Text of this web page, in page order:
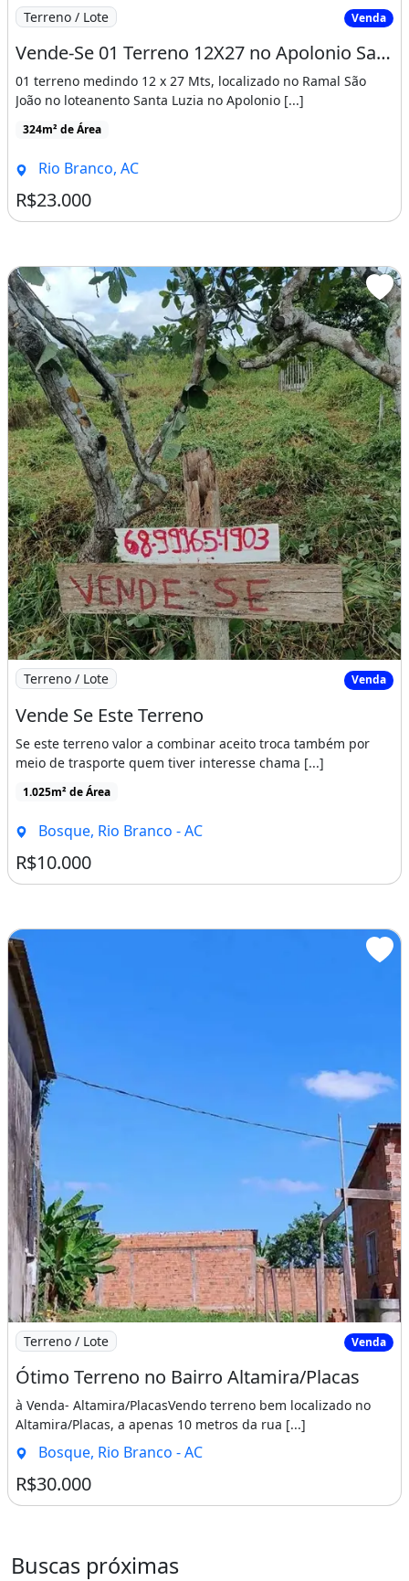
Imagem: Vende-Se 01 Terreno 12X27 no Apolonio Sales
Terreno / Lote Venda
Vende-Se 01 Terreno 12X27 no Apolonio Sales
01 terreno medindo 12 x 27 Mts, localizado no Ramal São
João no loteanento Santa Luzia no Apolonio [...]
324m² de Área
Rio Branco, AC
R$23.000
Imagem: Vende Se Este Terreno
Terreno / Lote Venda
Vende Se Este Terreno
Se este terreno valor a combinar aceito troca também por
meio de trasporte quem tiver interesse chama [...]
1.025m² de Área
Bosque, Rio Branco - AC
R$10.000
Imagem: Ótimo Terreno no Bairro Altamira/Placas
Terreno / Lote Venda
Ótimo Terreno no Bairro Altamira/Placas
à Venda- Altamira/PlacasVendo terreno bem localizado no
Altamira/Placas, a apenas 10 metros da rua [...]
Bosque, Rio Branco - AC
R$30.000
Buscas próximas